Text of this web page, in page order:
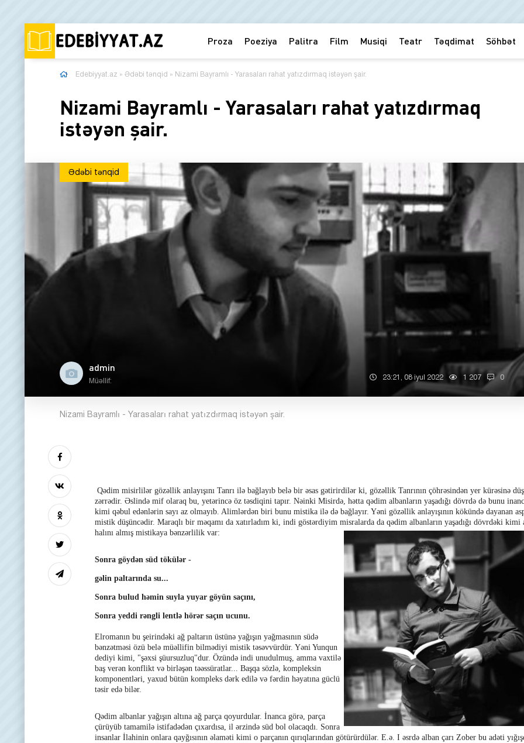
Proza Poeziya Palitra Film Musiqi Teatr Təqdimat Söhbət
Edebiyyat.az » Ədəbi tənqid » Nizami Bayramlı - Yarasaları rahat yatızdırmaq istəyən şair.
Nizami Bayramlı - Yarasaları rahat yatızdırmaq
istəyən şair.
Ədəbi tənqid
admin
Müəllif:
23:21, 08 iyul 2022 1 207 0
Nizami Bayramlı - Yarasaları rahat yatızdırmaq istəyən şair.
Qədim misirlilər gözəllik anlayışını Tanrı ilə bağlayıb belə bir əsas gətirirdilər ki, gözəllik Tanrının çöhrəsindən yer kürəsinə
zərrədir. Əslində mif olaraq bu, yetərincə öz təsdiqini tapır. Nəinki Misirdə, hətta qədim albanların yaşadığı dövrdə də bunu inanc
kimi qəbul edənlərin sayı az olmayıb. Alimlərdən biri bunu mistika ilə də bağlayır. Yəni gözəllik anlayışının kökündə dayanan
mistik düşüncədir. Maraqlı bir məqamı da xatırladım ki, indi göstərdiyim misralarda da qədim albanların yaşadığı dövrdəki kimi
halını almış mistikaya bənzərlilik var:
Sonra göydən süd tökülər -
gəlin paltarında su...
Sonra bulud həmin suyla yuyar göyün saçını,
Sonra yeddi rəngli lentlə hörər saçın ucunu.
Elromanın bu şeirindəki ağ paltarın üstünə yağışın yağmasının südə
bənzətməsi özü belə müəllifin bilmədiyi mistik təsəvvürdür. Yəni Yunqun
dediyi kimi, "şəxsi şüursuzluq"dur. Özündə indi unudulmuş, amma vaxtilə
baş verən konflikt və birləşən təəssüratlar... Başqa sözlə, kompleksin
komponentləri, yaxud bütün kompleks dərk edilə və fərdin həyatına güclü
təsir edə bilər.
Qədim albanlar yağışın altına ağ parça qoyurdular. İnanca görə, parça
çürüyüb tamamilə istifadədən çıxardısa, il ərzində süd bol olacaqdı. Sonra
insanlar İlahinin onlara qayğısının əlaməti kimi o parçanın qırıqlarından götürürdülər. E.ə. I əsrdə alban çarı Zober bu adəti